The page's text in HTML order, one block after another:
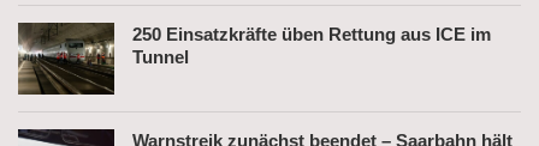
250 Einsatzkräfte üben Rettung aus ICE im
Tunnel
Warnstreik zunächst beendet – Saarbahn hält